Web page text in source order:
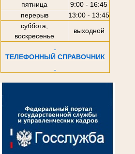
пятница
9:00 - 16:45
перерыв
13:00 - 13:45
суббота,
воскресенье
выходной
ТЕЛЕФОННЫЙ СПРАВОЧНИК